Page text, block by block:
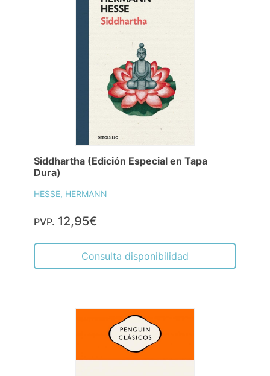
Siddhartha (Edición Especial en Tapa
Dura)
HESSE, HERMANN
PVP. 12,95€
Consulta disponibilidad